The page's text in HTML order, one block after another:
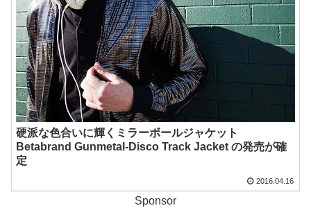
硬派な色合いに輝くミラーボールジャケット
Betabrand Gunmetal-Disco Track Jacket の発売が確
定
2016.04.16
Sponsor